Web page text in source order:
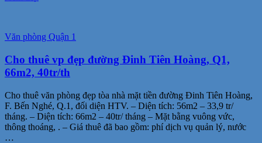
Văn phòng Quận 1
Cho thuê vp đẹp đường Đinh Tiên Hoàng, Q1,
66m2, 40tr/th
Cho thuê văn phòng đẹp tòa nhà mặt tiền đường Đinh Tiên Hoàng,
F. Bến Nghé, Q.1, đối diện HTV. – Diện tích: 56m2 – 33,9 tr/
tháng. – Diện tích: 66m2 – 40tr/ tháng – Mặt bằng vuông vức,
thông thoáng, . – Giá thuê đã bao gồm: phí dịch vụ quản lý, nước
…